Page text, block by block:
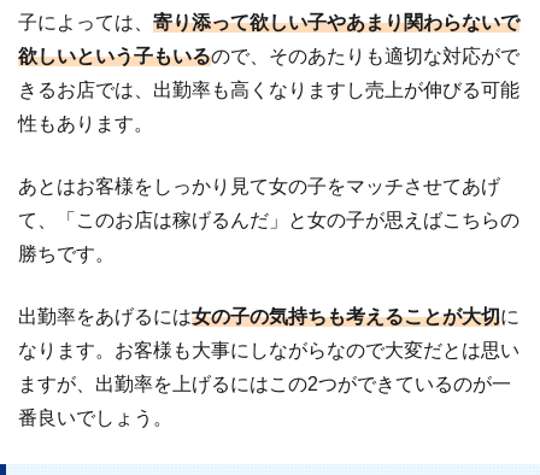
子によっては、 寄り添って欲しい子やあまり関わらないで
欲しいという子もいるので、そのあたりも適切な対応がで
きるお店では、出勤率も高くなりますし売上が伸びる可能
性もあります。
あとはお客様をしっかり見て女の子をマッチさせてあげ
て、「このお店は稼げるんだ」と女の子が思えばこちらの
勝ちです。
出勤率をあげるには女の子の気持ちも考えることが大切に
なります。お客様も大事にしながらなので大変だとは思い
ますが、出勤率を上げるにはこの2つができているのが一
番良いでしょう。